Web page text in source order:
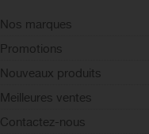
Nos marques
Promotions
Nouveaux produits
Meilleures ventes
Contactez-nous